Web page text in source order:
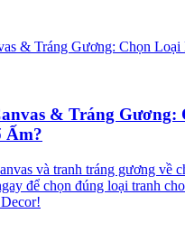
& Tráng Gương:
Ấm?
và tranh tráng gương về
để chọn đúng loại tranh